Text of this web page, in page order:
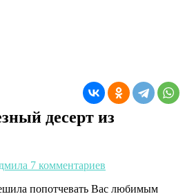
десерт из
7 комментариев
попотчевать Вас любимым